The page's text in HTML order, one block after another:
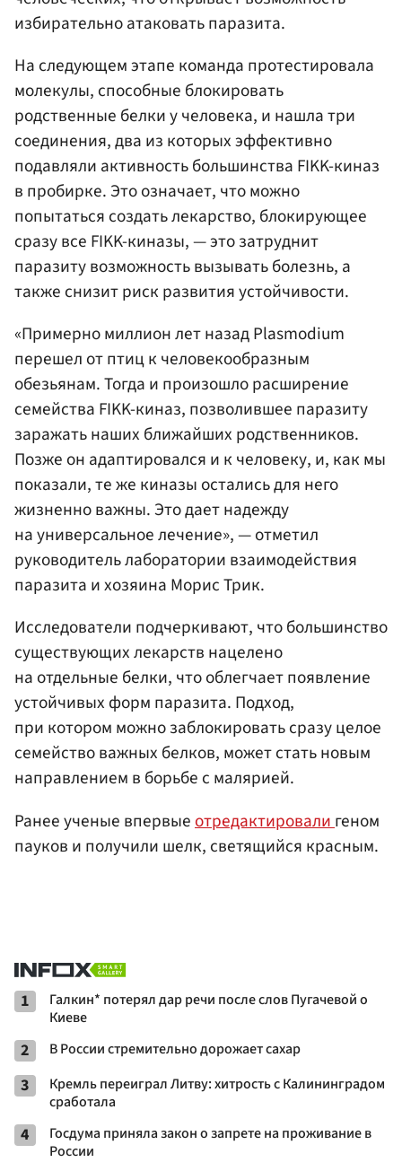
избирательно атаковать паразита.
На следующем этапе команда протестировала
молекулы, способные блокировать
родственные белки у человека, и нашла три
соединения, два из которых эффективно
подавляли активность большинства FIKK-киназ
в пробирке. Это означает, что можно
попытаться создать лекарство, блокирующее
сразу все FIKK-киназы, — это затруднит
паразиту возможность вызывать болезнь, а
также снизит риск развития устойчивости.
«Примерно миллион лет назад Plasmodium
перешел от птиц к человекообразным
обезьянам. Тогда и произошло расширение
семейства FIKK-киназ, позволившее паразиту
заражать наших ближайших родственников.
Позже он адаптировался и к человеку, и, как мы
показали, те же киназы остались для него
жизненно важны. Это дает надежду
на универсальное лечение», — отметил
руководитель лаборатории взаимодействия
паразита и хозяина Морис Трик.
Исследователи подчеркивают, что большинство
существующих лекарств нацелено
на отдельные белки, что облегчает появление
устойчивых форм паразита. Подход,
при котором можно заблокировать сразу целое
семейство важных белков, может стать новым
направлением в борьбе с малярией.
Ранее ученые впервыеотредактировалигеном
пауков и получили шелк, светящийся красным.
1
Галкин* потерял дар речи после слов Пугачевой о
Киеве
2 В России стремительно дорожает сахар
3
Кремль переиграл Литву: хитрость с Калининградом
сработала
4
Госдума приняла закон о запрете на проживание в
России